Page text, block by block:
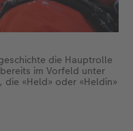
die Hauptrolle
im Vorfeld unter
«Held» oder «Heldin»